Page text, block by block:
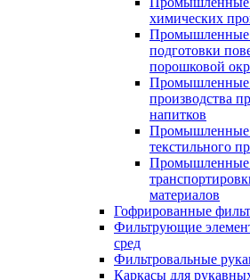
химических
Промышленные
подготовки
порошковой
Промышленные
производства
напитков
Промышленные
текстильного
Промышленные
материалов
Гофрированные
Фильтрующие
сред
Фильтровальные
Каркасы для